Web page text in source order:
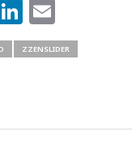
LinkedIn
Email
ZZENSLIDER